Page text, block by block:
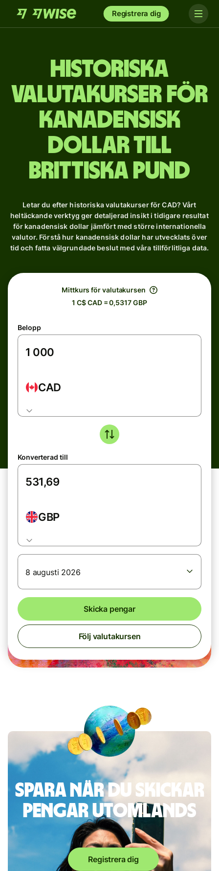
Registrera dig
Historiska
valutakurser för
kanadensisk
dollar till
brittiska pund
Letar du efter historiska valutakurser för CAD? Vårt
heltäckande verktyg ger detaljerad insikt i tidigare resultat
för kanadensisk dollar jämfört med större internationella
valutor. Förstå hur kanadensisk dollar har utvecklats över
tid och fatta välgrundade beslut med våra tillförlitliga data.
Mittkurs för valutakursen
1 C$ CAD = 0,5317 GBP
Belopp
CAD
Konverterad till
GBP
8 augusti 2026
Skicka pengar
Följ valutakursen
Spara när du skickar
pengar utomlands
Registrera dig